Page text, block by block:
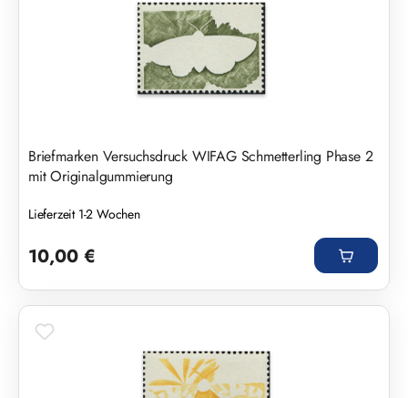
Briefmarken Versuchsdruck WIFAG Schmetterling Phase 2
mit Originalgummierung
Lieferzeit 1-2 Wochen
10,00 €